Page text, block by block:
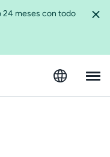
24 meses con todo